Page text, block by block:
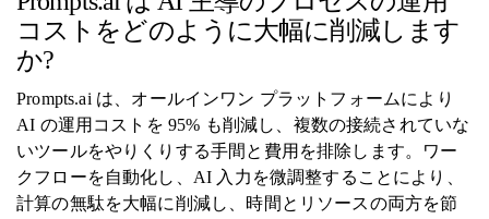
コストをどのように大幅に削減します
か?
Prompts.ai は、オールインワン プラットフォームにより
AI の運用コストを 95% も削減し、複数の接続されていな
いツールをやりくりする手間と費用を排除します。ワー
クフローを自動化し、AI 入力を微調整することにより、
計算の無駄を大幅に削減し、時間とリソースの両方を節